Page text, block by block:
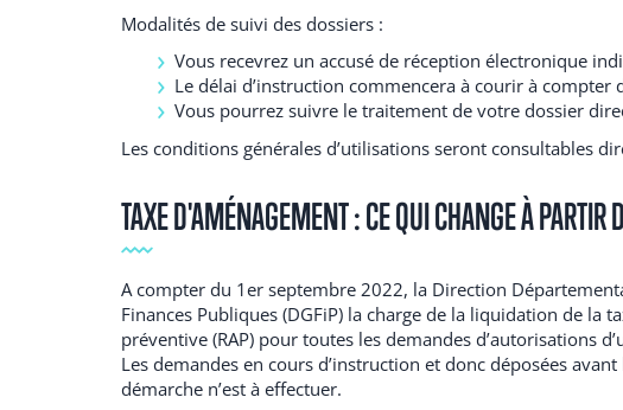
Modalités de suivi des dossiers :
Vous recevrez un accusé de réception électronique
Le délai d’instruction commencera à courir à compter
Vous pourrez suivre le traitement de votre dossier
Les conditions générales d’utilisations seront consultables
TAXE D'AMÉNAGEMENT : CE QUI CHANGE À
A compter du 1er septembre 2022, la Direction
Finances Publiques (DGFiP) la charge de la liquidation de la
préventive (RAP) pour toutes les demandes d’autorisations
Les demandes en cours d’instruction et donc déposées
démarche n’est à effectuer.